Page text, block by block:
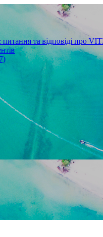
все
підписуйтеся та дивуйтеся,
легко працювати
та відповіді про